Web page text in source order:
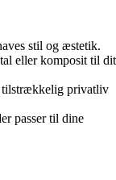
stil og æstetik.
eller komposit til dit
tilstrækkelig privatliv
passer til dine